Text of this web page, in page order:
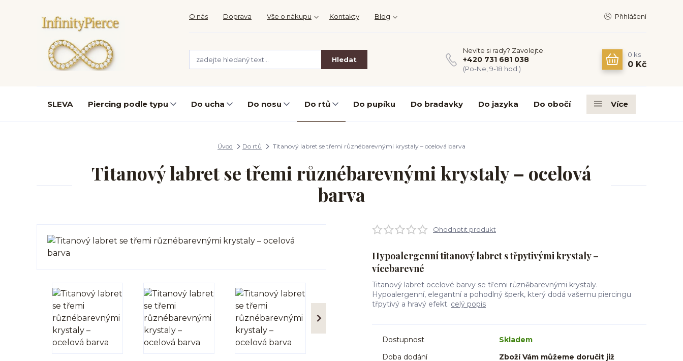
O nás Doprava Vše o nákupu Kontakty Blog Přihlášení
Hledat
Nevíte si rady? Zavolejte.
+420 731 681 038
(Po-Ne, 9-18 hod.)
0 ks
0 Kč
SLEVA Piercing podle typu Do ucha Do nosu Do rtů Do pupíku Do bradavky Do jazyka Do obočí Více
Úvod Do rtů Titanový labret se třemi různébarevnými krystaly – ocelová barva
Titanový labret se třemi různébarevnými krystaly – ocelová
barva
Ohodnotit produkt
Hypoalergenní titanový labret s třpytivými krystaly –
vícebarevné
Titanový labret ocelové barvy se třemi různěbarevnými krystaly.
Hypoalergenní, elegantní a pohodlný šperk, který dodá vašemu piercingu
třpytivý a hravý efekt. celý popis
Dostupnost
Skladem
Doba dodání
Zboží Vám můžeme doručit již